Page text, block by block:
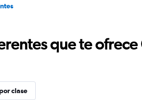
que te
clase